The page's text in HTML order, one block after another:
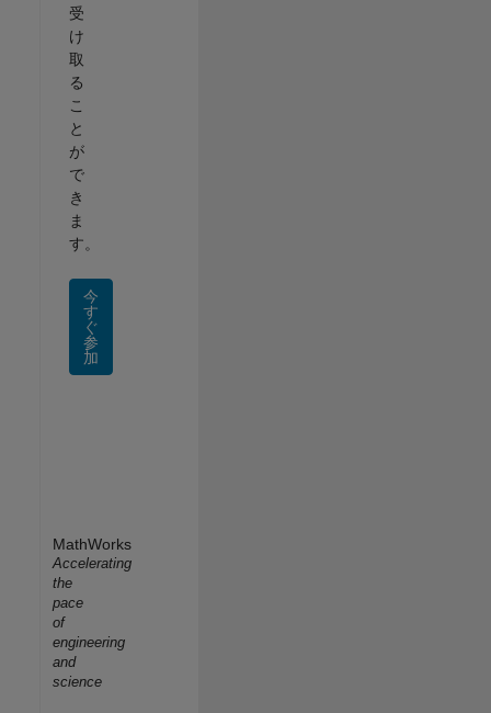
受
け
取
る
こ
と
が
で
き
ま
す。
今
す
ぐ
参
加
MathWorks
Accelerating
the
pace
of
engineering
and
science